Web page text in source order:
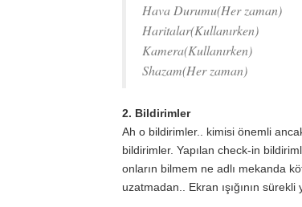
Hava Durumu(Her zaman)
Haritalar(Kullanırken)
Kamera(Kullanırken)
Shazam(Her zaman)
2. Bildirimler
Ah o bildirimler.. kimisi önemli
bildirimler. Yapılan check-in
onların bilmem ne adlı mekanda
uzatmadan.. Ekran ışığının